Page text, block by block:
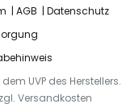
AGB
Datenschutz
UVP des Herstellers.
Versandkosten